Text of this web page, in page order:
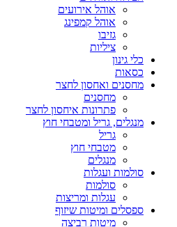
אוהל אירועים
אוהל קמפינג
גזיבו
ציליות
כלי גינון
כסאות
מחסנים ואחסון לחצר
מחסנים
פתרונות איחסון לחצר
מנגלים, גריל ומטבחי חוץ
גריל
מטבחי חוץ
מנגלים
סולמות ועגלות
סולמות
עגלות ומריצות
ספסלים ומיטות שיזוף
מיטות רביצה